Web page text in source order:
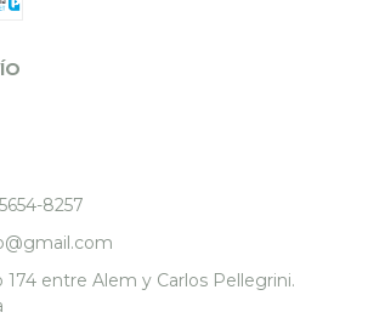
8257
174 entre Alem y Carlos Pellegrini.